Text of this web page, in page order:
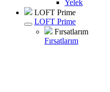
Yelek
LOFT Prime
LOFT Prime
Fırsatlarım
Fırsatlarım